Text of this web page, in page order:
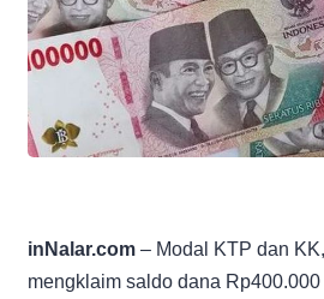
inNalar.com – Modal KTP dan
mengklaim saldo dana